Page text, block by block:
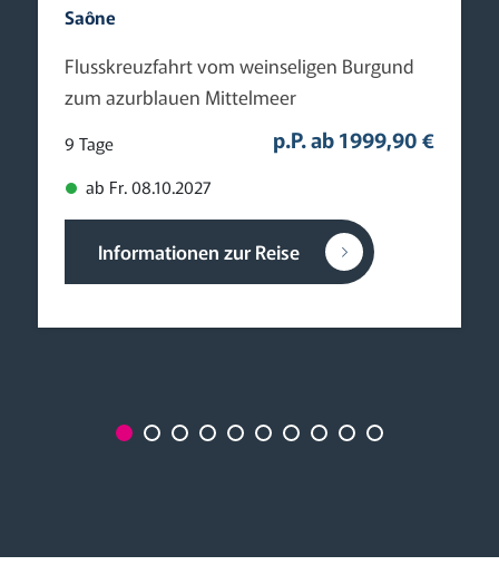
Saône
Flusskreuzfahrt vom weinseligen Burgund
zum azurblauen Mittelmeer
9 Tage
ab Fr. 08.10.2027
p.P. ab 1999,90 €
Informationen zur Reise